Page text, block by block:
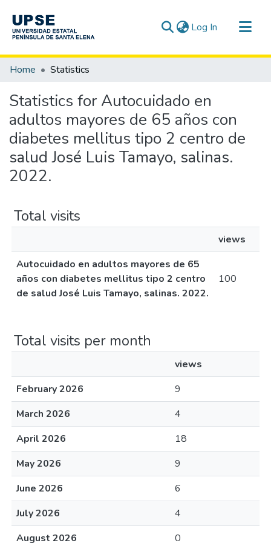
Log In (current)
Communities & Collections
Home Statistics
Statistics for Autocuidado en
adultos mayores de 65 años con
diabetes mellitus tipo 2 centro de
salud José Luis Tamayo, salinas.
2022.
Total visits
views
Autocuidado en adultos mayores de 65
años con diabetes mellitus tipo 2 centro
de salud José Luis Tamayo, salinas. 2022.
100
Total visits per month
views
February 2026
9
March 2026
4
April 2026
18
May 2026
9
June 2026
6
July 2026
4
August 2026
0